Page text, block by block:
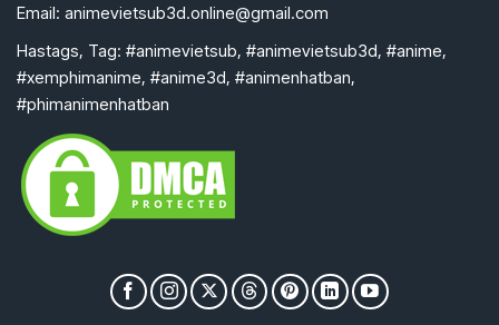
Email: animevietsub3d.online@gmail.com
Hastags, Tag: #animevietsub, #animevietsub3d, #anime,
#xemphimanime, #anime3d, #animenhatban,
#phimanimenhatban